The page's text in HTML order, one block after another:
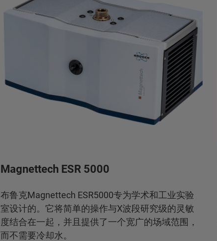
Magnettech ESR 5000
布鲁克Magnettech ESR5000专为学术和工业实验
室设计的。它将简单的操作与X波段研究级的灵敏
度结合在一起，并且提供了一个宽广的场域范围，
而不需要冷却水。